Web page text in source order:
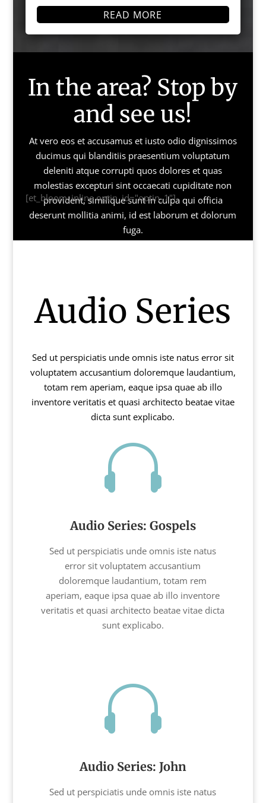
READ MORE
In the area? Stop by
and see us!
At vero eos et accusamus et iusto odio dignissimos
ducimus qui blanditiis praesentium voluptatum
deleniti atque corrupti quos dolores et quas
molestias excepturi sint occaecati cupiditate non
provident, similique sunt in culpa qui officia
deserunt mollitia animi, id est laborum et dolorum
fuga.
[et_bloom_inline optin_id="optin_1"]
Audio Series
Sed ut perspiciatis unde omnis iste natus error sit
voluptatem accusantium doloremque laudantium,
totam rem aperiam, eaque ipsa quae ab illo
inventore veritatis et quasi architecto beatae vitae
dicta sunt explicabo.

Audio Series: Gospels
Sed ut perspiciatis unde omnis iste natus
error sit voluptatem accusantium
doloremque laudantium, totam rem
aperiam, eaque ipsa quae ab illo inventore
veritatis et quasi architecto beatae vitae dicta
sunt explicabo.

Audio Series: John
Sed ut perspiciatis unde omnis iste natus